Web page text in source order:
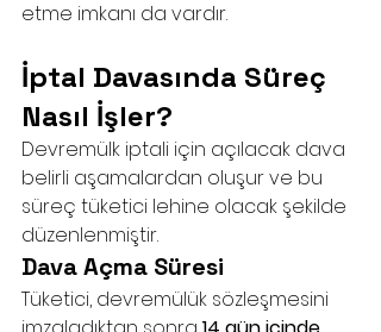
etme imkanı da vardır.
İptal Davasında Süreç
Nasıl İşler?
Devremülk iptali için açılacak dava
belirli aşamalardan oluşur ve bu
süreç tüketici lehine olacak şekilde
düzenlenmiştir.
Dava Açma Süresi
Tüketici, devremülük sözleşmesini